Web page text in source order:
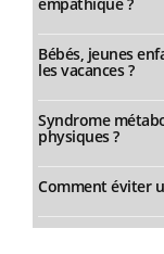
Bébés, jeunes
les vacances ?
Syndrome
physiques ?
Comment éviter